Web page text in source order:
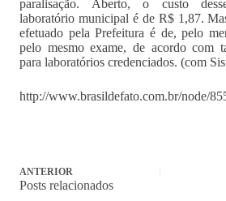
paralisação. Aberto, o custo
laboratório municipal é de R$ 1,87.
efetuado pela Prefeitura é de, pelo
pelo mesmo exame, de acordo com
para laboratórios credenciados. (com
http://www.brasildefato.com.br/node/
ANTERIOR
Posts relacionados